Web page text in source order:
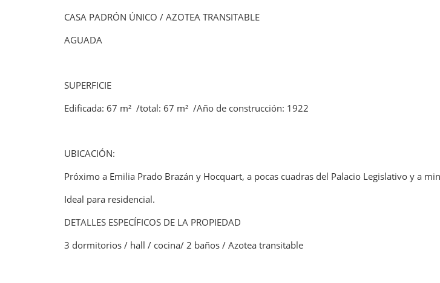
CASA PADRÓN ÚNICO / AZOTEA TRANSITABLE
AGUADA
SUPERFICIE
Edificada: 67 m² /total: 67 m² /Año de construcción: 1922
UBICACIÓN:
Próximo a Emilia Prado Brazán y Hocquart, a pocas cuadras del Palacio Legislativo y a
Ideal para residencial.
DETALLES ESPECÍFICOS DE LA PROPIEDAD
3 dormitorios / hall / cocina/ 2 baños / Azotea transitable